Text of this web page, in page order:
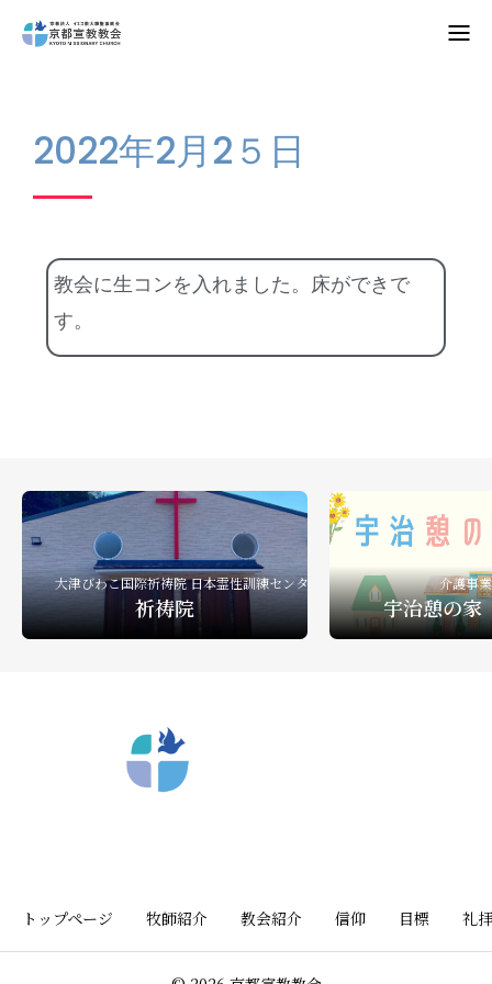
教会案内
礼拝・集会
牧師コラム
聖殿建築
礼拝ビデオ NPO活動 教会活動
2022年2月2５日
教会に生コンを入れました。床ができで
す。
大津びわこ国際祈祷院 日本霊性訓練センター
祈祷院
介護事
宇治憩の
トップページ 牧師紹介 教会紹介 信仰 目標 礼